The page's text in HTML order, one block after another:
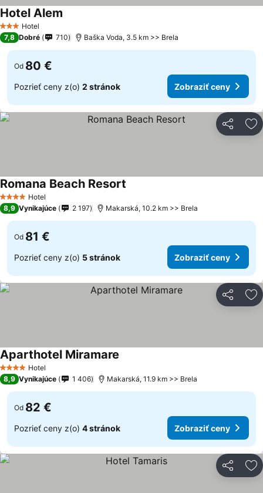
3 Počet hviezdičiek
Hotel
Hotel Alem
7,8 Dobré 710 Baška Voda, 3.5 km >> Brela
Od 80 €
Pozrieť ceny z(o) 2 stránok Zobraziť ceny
Zdieľať
4 Počet hviezdičiek
Hotel
Romana Beach Resort
8,9 Vynikajúce 2 197 Makarská, 10.2 km >> Brela
Od 81 €
Pozrieť ceny z(o) 5 stránok Zobraziť ceny
Zdieľať
4 Počet hviezdičiek
Hotel
Aparthotel Miramare
8,9 Vynikajúce 1 406 Makarská, 11.9 km >> Brela
Od 82 €
Pozrieť ceny z(o) 4 stránok Zobraziť ceny
Zdieľať